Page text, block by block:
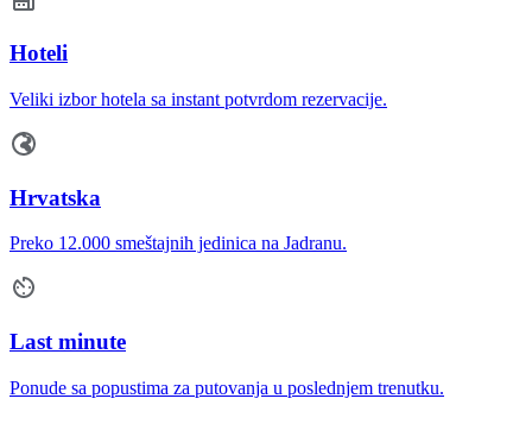
Hoteli
Veliki izbor hotela sa instant potvrdom rezervacije.
Hrvatska
Preko 12.000 smeštajnih jedinica na Jadranu.
Last minute
Ponude sa popustima za putovanja u poslednjem trenutku.